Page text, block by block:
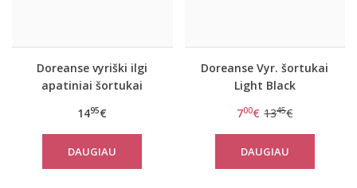
Doreanse vyriški ilgi
apatiniai šortukai
1495€
DAUGIAU
Doreanse Vyr. šortukai
Light Black
700€ 1345€
DAUGIAU